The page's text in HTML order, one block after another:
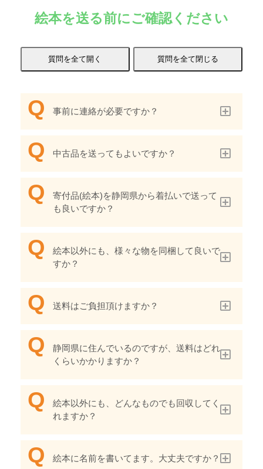
絵本を送る前にご確認ください
事前に連絡が必要ですか？
中古品を送ってもよいですか？
寄付品(絵本)を静岡県から着払いで送って
も良いですか？
絵本以外にも、様々な物を同梱して良いで
すか？
送料はご負担頂けますか？
静岡県に住んでいるのですが、送料はどれ
くらいかかりますか？
絵本以外にも、どんなものでも回収してく
れますか？
絵本に名前を書いてます。大丈夫ですか？